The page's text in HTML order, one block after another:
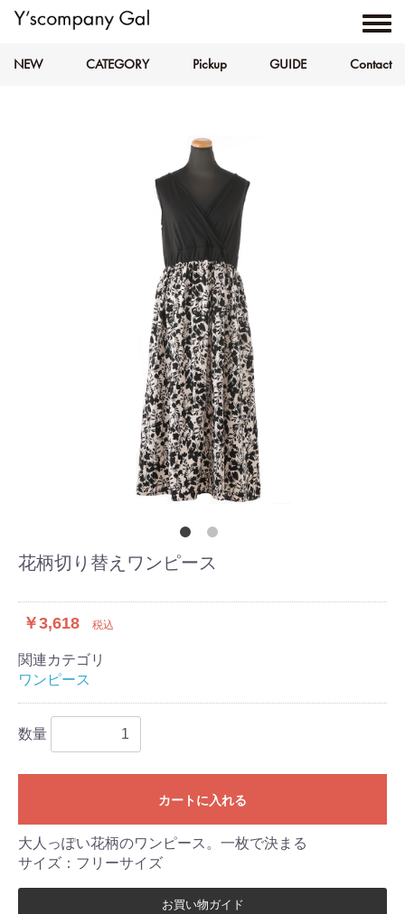
NEW CATEGORY Pickup GUIDE Contact
花柄切り替えワンピース
￥3,618 税込
関連カテゴリ
ワンピース
数量
カートに入れる
大人っぽい花柄のワンピース。一枚で決まる
サイズ：フリーサイズ
お買い物ガイド